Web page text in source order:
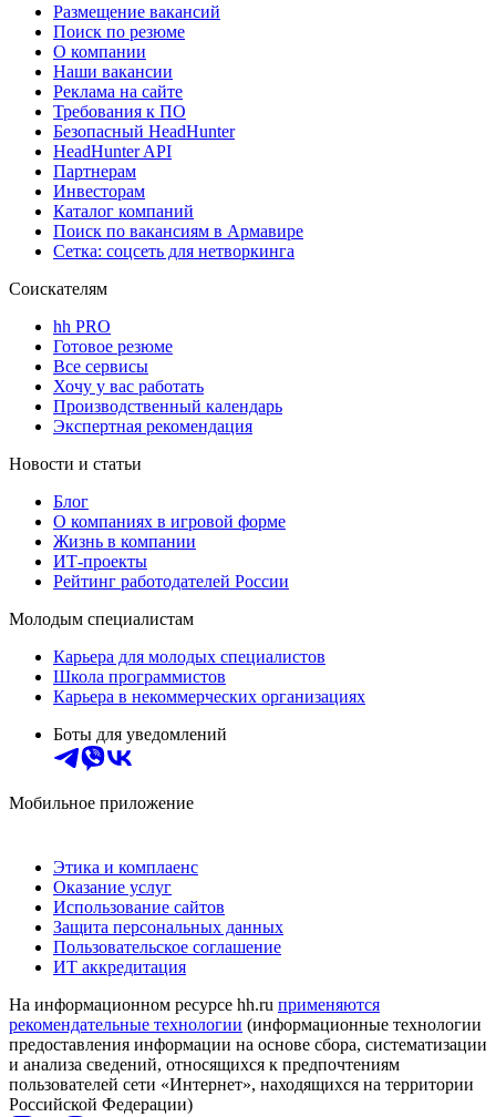
Размещение вакансий
Поиск по резюме
О компании
Наши вакансии
Реклама на сайте
Требования к ПО
Безопасный HeadHunter
HeadHunter API
Партнерам
Инвесторам
Каталог компаний
Поиск по вакансиям в Армавире
Сетка: соцсеть для нетворкинга
Соискателям
hh PRO
Готовое резюме
Все сервисы
Хочу у вас работать
Производственный календарь
Экспертная рекомендация
Новости и статьи
Блог
О компаниях в игровой форме
Жизнь в компании
ИТ-проекты
Рейтинг работодателей России
Молодым специалистам
Карьера для молодых специалистов
Школа программистов
Карьера в некоммерческих организациях
Боты для уведомлений
Мобильное приложение
Этика и комплаенс
Оказание услуг
Использование сайтов
Защита персональных данных
Пользовательское соглашение
ИТ аккредитация
На информационном ресурсе hh.ru применяются
рекомендательные технологии (информационные технологии
предоставления информации на основе сбора, систематизации
и анализа сведений, относящихся к предпочтениям
пользователей сети «Интернет», находящихся на территории
Российской Федерации)